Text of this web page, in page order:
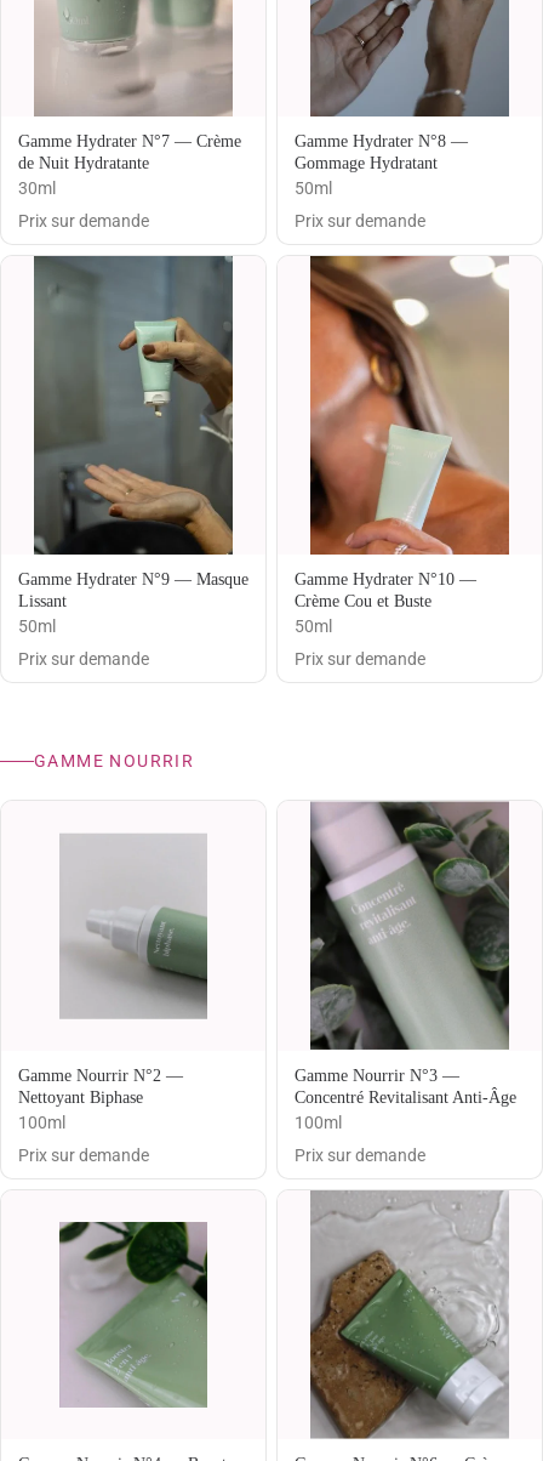
Gamme Hydrater N°7 — Crème
de Nuit Hydratante
30ml
Prix sur demande
Gamme Hydrater N°8 —
Gommage Hydratant
50ml
Prix sur demande
Gamme Hydrater N°9 — Masque
Lissant
50ml
Prix sur demande
Gamme Hydrater N°10 —
Crème Cou et Buste
50ml
Prix sur demande
GAMME NOURRIR
Gamme Nourrir N°2 —
Nettoyant Biphase
100ml
Prix sur demande
Gamme Nourrir N°3 —
Concentré Revitalisant Anti-Âge
100ml
Prix sur demande